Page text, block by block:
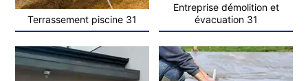
Terrassement piscine 31
Entreprise démolition et
évacuation 31